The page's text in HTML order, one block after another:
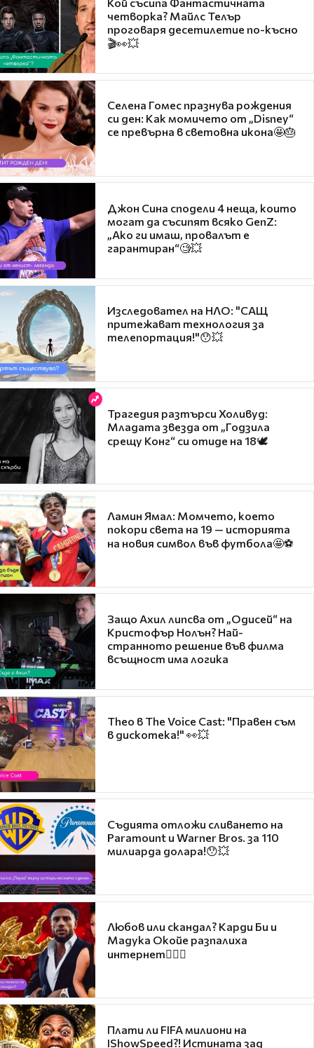
четворка? Майлс Телър
проговаря десетилетие по-късно
🎬👀💥
Селена Гомес празнува рождения
си ден: Как момичето от „Disney“
се превърна в световна икона🤩🎂
Джон Сина сподели 4 неща, които
могат да съсипят всяко GenZ:
„Ако ги имаш, провалът е
гарантиран“🧐💥
Изследовател на НЛО: "САЩ
притежават технология за
телепортация!"😯💥
Трагедия разтърси Холивуд:
Младата звезда от „Годзила
срещу Конг“ си отиде на 18🕊️
Ламин Ямал: Момчето, което
покори света на 19 — историята
на новия символ във футбола🤩⚽
Защо Ахил липсва от „Одисей“ на
Кристофър Нолън? Най-
странното решение във филма
всъщност има логика
Theo в The Voice Cast: "Правен съм
в дискотека!" 👀💥
Съдията отложи сливането на
Paramount и Warner Bros. за 110
милиарда долара!😯💥
Любов или скандал? Карди Би и
Мадука Окойе разпалиха
интернет❤️‍🔥🔥
Плати ли FIFA милиони на
IShowSpeed?! Истината зад